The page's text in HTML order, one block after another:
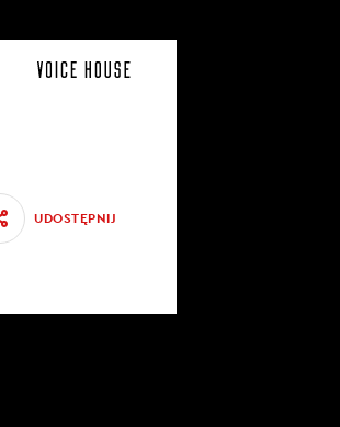
UDOSTĘPNIJ